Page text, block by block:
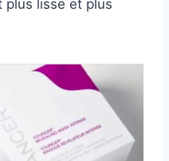
plus lisse et plus